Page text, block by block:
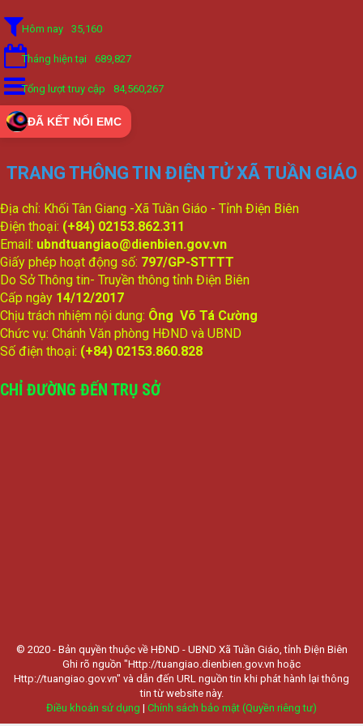
Hôm nay 35,160
Tháng hiện tại 689,827
Tổng lượt truy cập 84,560,267
ĐÃ KẾT NỐI EMC
TRANG THÔNG TIN ĐIỆN TỬ XÃ TUẦN GIÁO
Địa chỉ: Khối Tân Giang -Xã Tuần Giáo - Tỉnh Điện Biên
Điện thoại: (+84) 02153.862.311
Email: ubndtuangiao@dienbien.gov.vn
Giấy phép hoạt động số: 797/GP-STTTT
Do Sở Thông tin- Truyền thông tỉnh Điện Biên
Cấp ngày 14/12/2017
Chịu trách nhiệm nội dung: Ông Võ Tá Cường
Chức vụ: Chánh Văn phòng HĐND và UBND
Số điện thoại: (+84) 02153.860.828
CHỈ ĐƯỜNG ĐẾN TRỤ SỞ
© 2020 - Bản quyền thuộc về HĐND - UBND Xã Tuần Giáo, tỉnh Điện Biên
Ghi rõ nguồn "Http://tuangiao.dienbien.gov.vn hoặc
Http://tuangiao.gov.vn" và dẫn đến URL nguồn tin khi phát hành lại thông
tin từ website này.
Điều khoản sử dụng | Chính sách bảo mật (Quyền riêng tư)